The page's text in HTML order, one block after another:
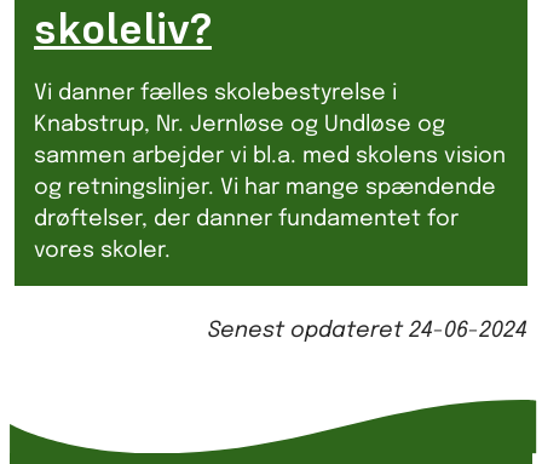
skoleliv?
Vi danner fælles skolebestyrelse i
Knabstrup, Nr. Jernløse og Undløse og
sammen arbejder vi bl.a. med skolens vision
og retningslinjer. Vi har mange spændende
drøftelser, der danner fundamentet for
vores skoler.
Senest opdateret 24-06-2024